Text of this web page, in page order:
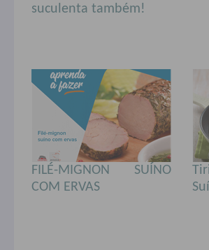
suculenta também!
FILÉ-MIGNON SUÍNO
COM ERVAS